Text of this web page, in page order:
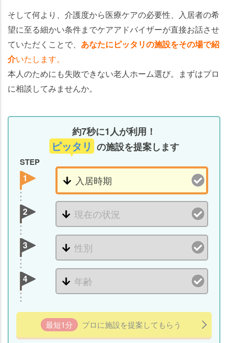
そして何より、介護度から医療ケアの必要性、入居者の希
望に至る細かい条件までケアアドバイザーが直接お話させ
ていただくことで、 あなたにピッタリの施設をその場で紹
介いたします。
本人のためにも失敗できない老人ホーム選び。まずはプロ
に相談してみませんか。
約7秒に1人が利用！
ピッタリ の施設を提案します
STEP
1
2
3
4
最短1分 プロに施設を提案してもらう